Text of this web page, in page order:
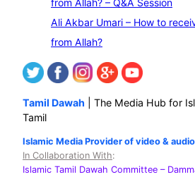
from Allah? – Q&A Session
Ali Akbar Umari – How to
from Allah?
Tamil Dawah | The Media Hub for
Tamil
Islamic Media Provider of video &
In Collaboration With:
Islamic Tamil Dawah Committee –